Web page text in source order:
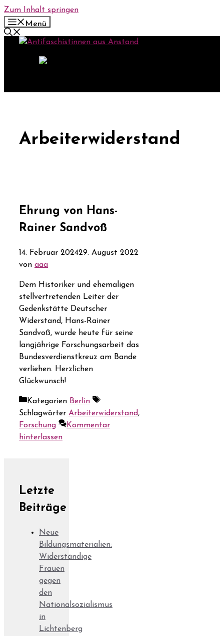
Zum Inhalt springen
Menü
Arbeiterwiderstand
Ehrung von Hans-
Rainer Sandvoß
14. Februar 202429. August 2022
von aaa
Dem Historiker und ehemaligen
stellvertretenden Leiter der
Gedenkstätte Deutscher
Widerstand, Hans-Rainer
Sandvoß, wurde heute für seine
langjährige Forschungsarbeit das
Bundesverdienstkreuz am Bande
verliehen. Herzlichen
Glückwunsch!
Kategorien Berlin
Schlagwörter Arbeiterwiderstand,
Forschung
Kommentar
hinterlassen
Letzte
Beiträge
Neue
Bildungsmaterialien:
Widerständige
Frauen
gegen
den
Nationalsozialismus
in
Lichtenberg